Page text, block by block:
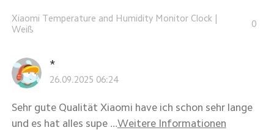
Xiaomi Temperature and Humidity Monitor Clock |
Weiß
0
*
26.09.2025 06:24
Sehr gute Qualität Xiaomi have ich schon sehr lange
und es hat alles supe ...Weitere Informationen